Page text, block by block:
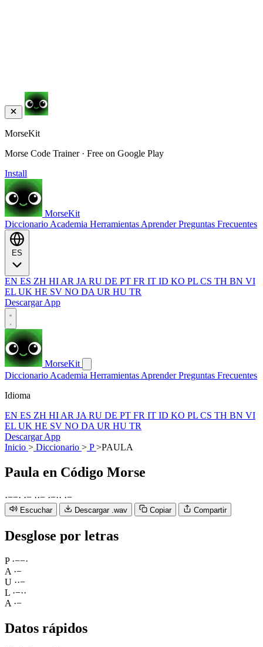
MorseKit
Morse Code Trainer · Free on Google Play
Install
MorseKit
Diccionario Academia Herramientas AprenderPreguntas Frecuentes
EN ES ZH HI AR JA RU DE PT FR IT ID KO PL CS TH BN VI
EL UK HE SV NO DA UR HU TR
Descargar App
MorseKit
Diccionario Academia Herramientas AprenderPreguntas Frecuentes
Idioma
EN ES ZH HI AR JA RU DE PT FR IT ID KO PL CS TH BN VI
EL UK HE SV NO DA UR HU TR
Descargar App
Inicio > Diccionario > P>PAULA
Paula en Código Morse
·−−· ·− ··− ·−·· ·−
Escuchar Descargar .wav Copiar Compartir
Desglose por letras
P ·−−·
A ·−
U ··−
L ·−··
A ·−
Datos rápidos